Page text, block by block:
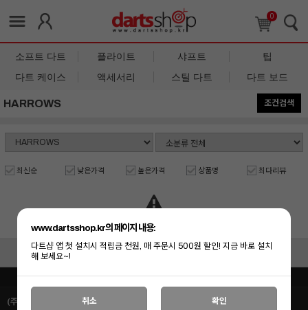
0
소프트 다트 플라이트 샤프트
팁
다트 케이스
액세서리 스틸 다트 다트 보드
HARROWS 조건검색
최신순 낮은가격 높은가격 상품명 최다리뷰
로그인 마이페이지 이용안내 고객센터
PC버전 이용안내 고객센터 커뮤니티
(주)피닉스다트
www.dartsshop.kr의 페이지 내용:
다트샵 앱 첫 설치시 적립금 천원, 매 주문시 500원 할인! 지금 바로 설치
해 보세요~!
취소 확인